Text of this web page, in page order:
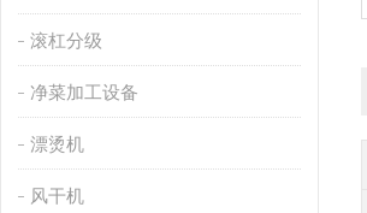
滚杠分级
净菜加工设备
漂烫机
风干机